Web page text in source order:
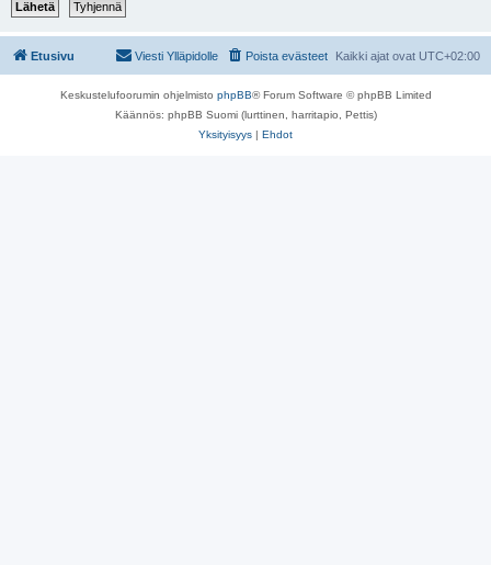
Etusivu Kaikki ajat ovat UTC+02:00
Poista evästeet
Viesti Ylläpidolle
Keskustelufoorumin ohjelmisto phpBB® Forum Software © phpBB Limited
Käännös: phpBB Suomi (lurttinen, harritapio, Pettis)
Yksityisyys | Ehdot